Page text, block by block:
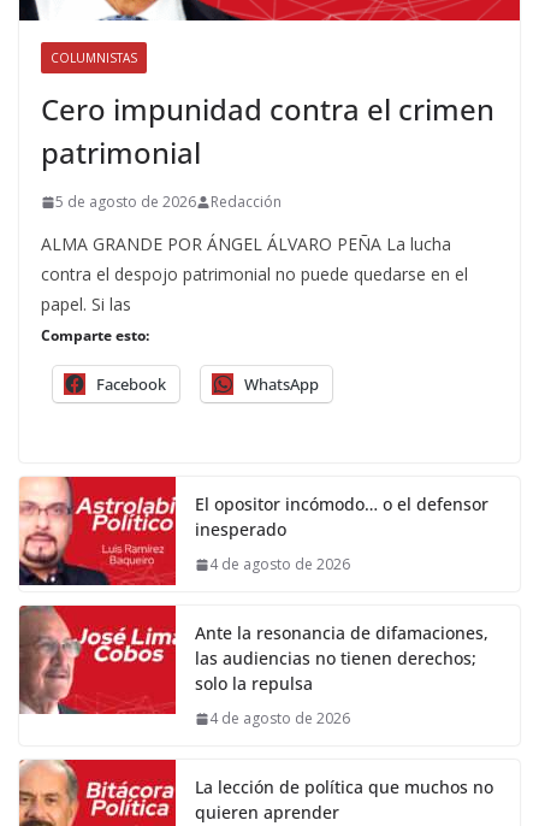
COLUMNISTAS
Cero impunidad contra el crimen
patrimonial
5 de agosto de 2026 Redacción
ALMA GRANDE POR ÁNGEL ÁLVARO PEÑA La lucha
contra el despojo patrimonial no puede quedarse en el
papel. Si las
Comparte esto:
Facebook WhatsApp
El opositor incómodo… o el defensor
inesperado
4 de agosto de 2026
Ante la resonancia de difamaciones,
las audiencias no tienen derechos;
solo la repulsa
4 de agosto de 2026
La lección de política que muchos no
quieren aprender